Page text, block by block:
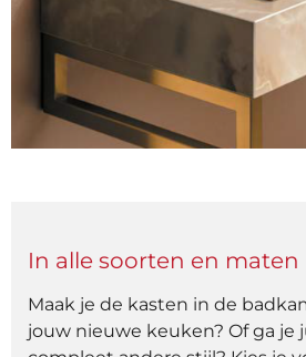
In alle soorten en maten
Maak je de kasten in de
jouw nieuwe keuken? Of ga je